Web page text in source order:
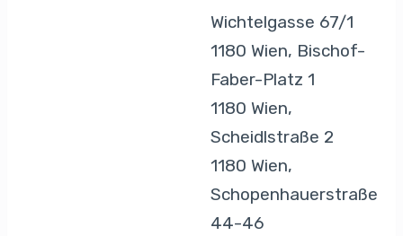
Wichtelgasse 67/1
1180 Wien, Bischof-
Faber-Platz 1
1180 Wien,
Scheidlstraße 2
1180 Wien,
Schopenhauerstraße
44-46